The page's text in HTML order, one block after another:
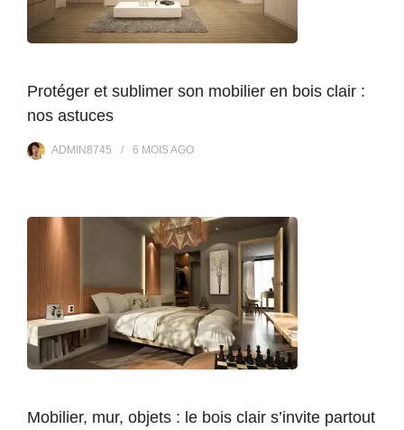
Protéger et sublimer son mobilier en bois clair :
nos astuces
ADMIN8745 6 MOISAGO
Mobilier, mur, objets : le bois clair s’invite partout